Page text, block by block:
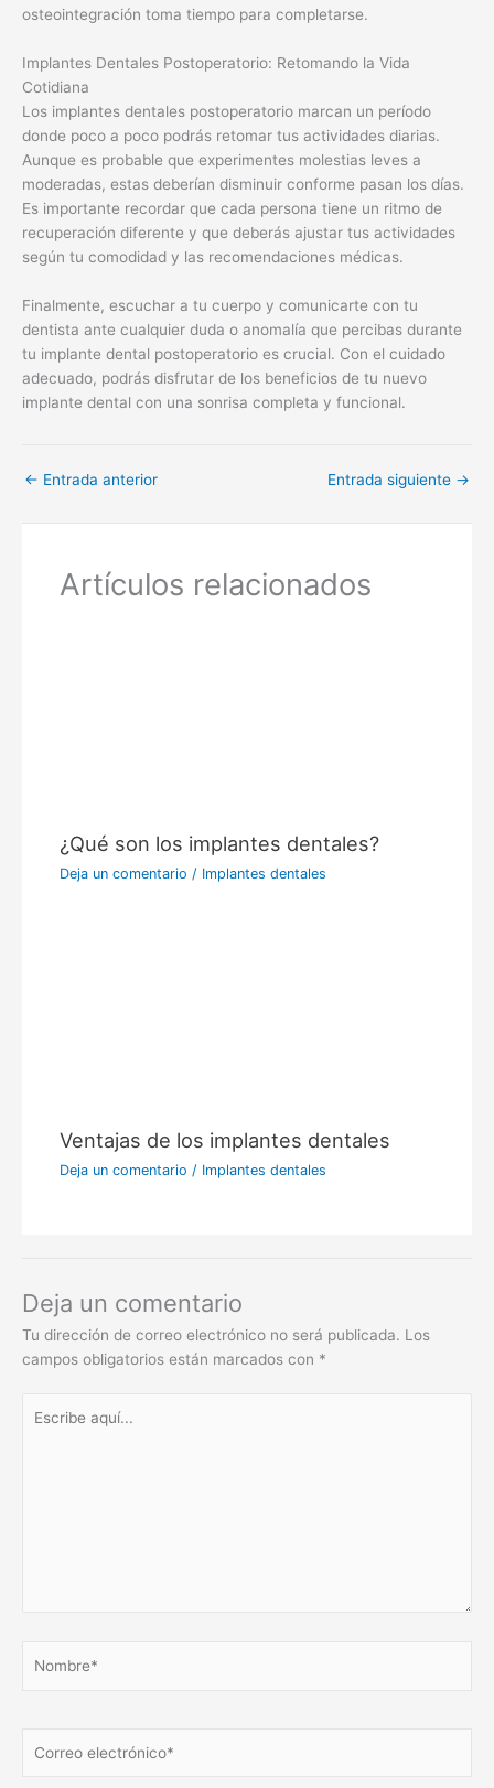
osteointegración toma tiempo para completarse.
Implantes Dentales Postoperatorio: Retomando la Vida
Cotidiana
Los implantes dentales postoperatorio marcan un período
donde poco a poco podrás retomar tus actividades diarias.
Aunque es probable que experimentes molestias leves a
moderadas, estas deberían disminuir conforme pasan los días.
Es importante recordar que cada persona tiene un ritmo de
recuperación diferente y que deberás ajustar tus actividades
según tu comodidad y las recomendaciones médicas.
Finalmente, escuchar a tu cuerpo y comunicarte con tu
dentista ante cualquier duda o anomalía que percibas durante
tu implante dental postoperatorio es crucial. Con el cuidado
adecuado, podrás disfrutar de los beneficios de tu nuevo
implante dental con una sonrisa completa y funcional.
← Entrada anterior Entrada siguiente →
Artículos relacionados
¿Qué son los implantes dentales?
Deja un comentario / Implantes dentales
Ventajas de los implantes dentales
Deja un comentario / Implantes dentales
Deja un comentario
Tu dirección de correo electrónico no será publicada. Los
campos obligatorios están marcados con *
aquí...
electrónico*